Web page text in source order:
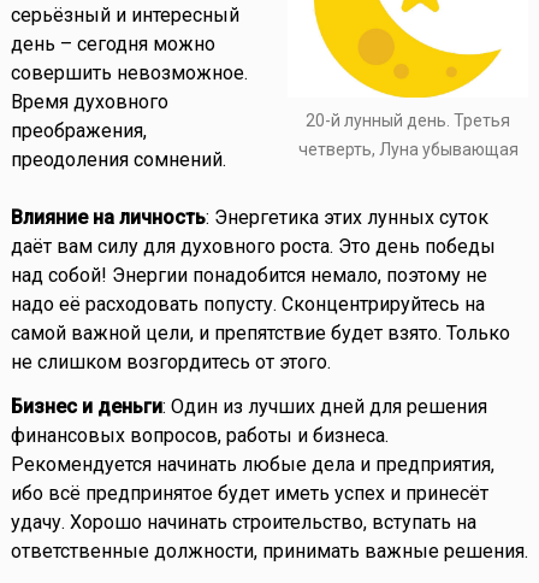
20-й лунный день. Третья
четверть, Луна убывающая
серьёзный и интересный
день – сегодня можно
совершить невозможное.
Время духовного
преображения,
преодоления сомнений.
Влияние на личность: Энергетика этих лунных суток
даёт вам силу для духовного роста. Это день победы
над собой! Энергии понадобится немало, поэтому не
надо её расходовать попусту. Сконцентрируйтесь на
самой важной цели, и препятствие будет взято. Только
не слишком возгордитесь от этого.
Бизнес и деньги: Один из лучших дней для решения
финансовых вопросов, работы и бизнеса.
Рекомендуется начинать любые дела и предприятия,
ибо всё предпринятое будет иметь успех и принесёт
удачу. Хорошо начинать строительство, вступать на
ответственные должности, принимать важные решения.